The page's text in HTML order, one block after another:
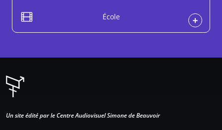
École
Un site édité par le Centre Audiovisuel Simone de Beauvoir